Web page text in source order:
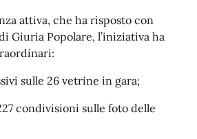
attiva, che ha risposto con
Giuria Popolare, l’iniziativa ha
sulle 26 vetrine in gara;
condivisioni sulle foto delle